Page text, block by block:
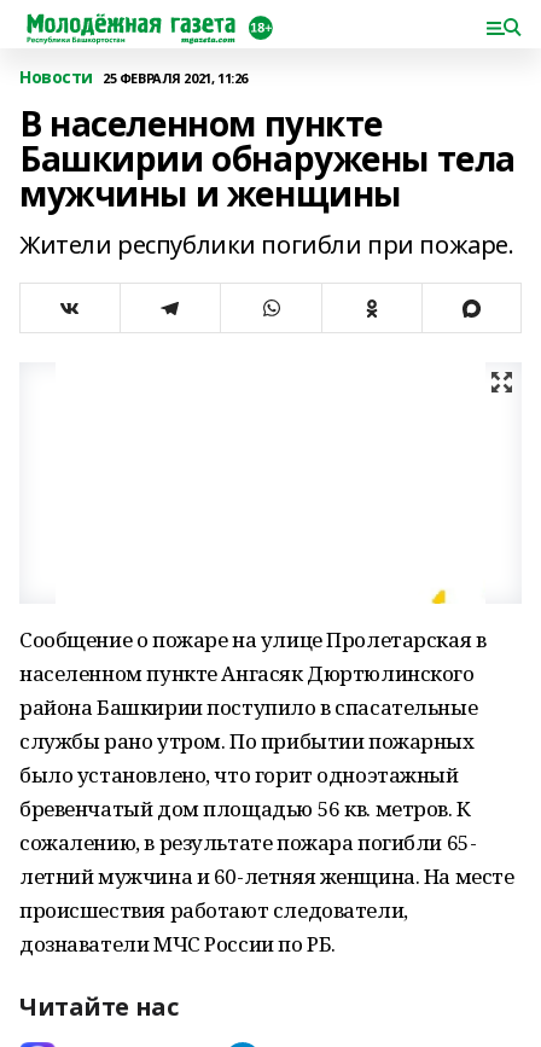
Новости 25 ФЕВРАЛЯ 2021, 11:26
В населенном пункте
Башкирии обнаружены тела
мужчины и женщины
Жители республики погибли при пожаре.
Сообщение о пожаре на улице Пролетарская в
населенном пункте Ангасяк Дюртюлинского
района Башкирии поступило в спасательные
службы рано утром. По прибытии пожарных
было установлено, что горит одноэтажный
бревенчатый дом площадью 56 кв. метров. К
сожалению, в результате пожара погибли 65-
летний мужчина и 60-летняя женщина. На месте
происшествия работают следователи,
дознаватели МЧС России по РБ.
Читайте нас